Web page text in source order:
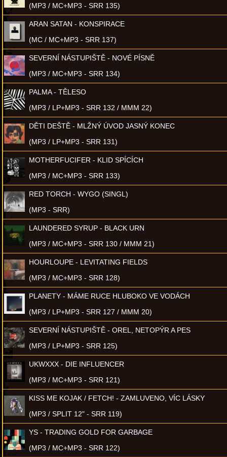
(MP3 / MC+MP3 - SRR 135)
ARAN SATAN - KONSPIRACE
(MC / MC+MP3 - SRR 137)
SEVERNÍ NÁSTUPIŠTĚ - NOVÉ PÍSNĚ
(MP3 / MC+MP3 - SRR 134)
PALMA - TĚLESO
(MP3 / LP+MP3 - SRR 132 / MMM 22)
DĚTI DEŠTĚ - MLŽNÝ ÚVOD JASNÝ KONEC
(MP3 / LP+MP3 - SRR 131)
MOTHERFUCIFER - KLID SPÍCÍCH
(MP3 / MC+MP3 - SRR 133)
RED TORCH - WYGO (SINGL)
(MP3 - SRR)
LAUNDERED SYRUP - BLACK URN
(MP3 / MC+MP3 - SRR 130 / MMM 21)
HOURLOUPE - LEVITATING FIELDS
(MP3 / MC+MP3 - SRR 128)
PLANETY - MÁME RUCE HLUBOKO VE VODÁCH
(MP3 / LP+MP3 - SRR 127 / MMM 20)
SEVERNÍ NÁSTUPIŠTĚ - OREL, NETOPÝR A PES
(MP3 / LP+MP3 - SRR 125)
UKWXXX - DIE INFLUENCER
(MP3 / MC+MP3 - SRR 121)
KISS ME KOJAK / FETCH! - ZAMLUVENO, VÍC LÁSKY
(MP3 / SPLIT 12" - SRR 119)
YS - TRADING GOLD FOR GARBAGE
(MP3 / MC+MP3 - SRR 122)